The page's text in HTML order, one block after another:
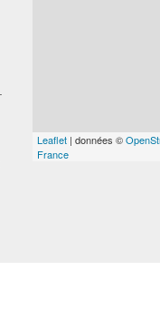
Leaflet | données ©
France